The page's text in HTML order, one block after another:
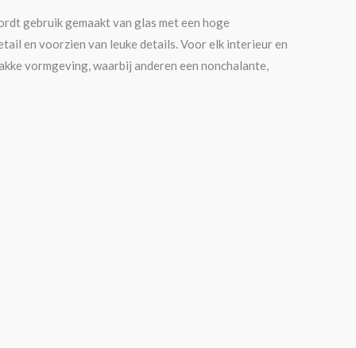
gebruik gemaakt van glas met een hoge
en voorzien van leuke details. Voor elk interieur en
vormgeving, waarbij anderen een nonchalante,